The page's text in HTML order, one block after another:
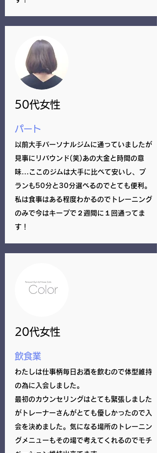
50代女性
パート
以前大手パーソナルジムに通っていましたが
見事にリバウンド(笑)あの大金と時間の意
味...ここのジムは大手に比べて安いし、プ
ランも50分と30分選べるのでとても便利。
​私は食事はある程度わかるのでトレーニング
のみで今はキープで２週間に１回通ってま
す！
20代女性
飲食業
わたしは仕事柄毎日お酒を飲むので体型維持
の為に入会しました。
最初のカウンセリングはとても緊張しました
がトレーナーさんがとても優しかったので入
会を決めました。気になる場所のトレーニン
グメニューもその場で考えてくれるのでモチ